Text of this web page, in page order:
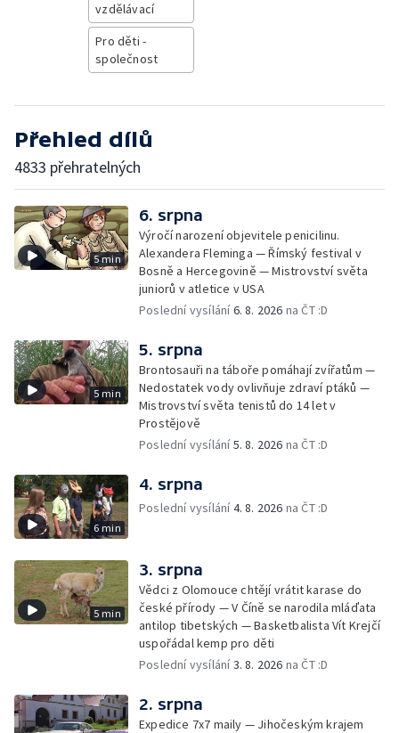
vzdělávací
Pro děti -
společnost
Přehled dílů
4833 přehratelných
5 min
6. srpna
Výročí narození objevitele penicilinu.
Alexandera Fleminga — Římský festival v
Bosně a Hercegovině — Mistrovství světa
juniorů v atletice v USA
Poslední vysílání6. 8. 2026 na ČT :D
5 min
5. srpna
Brontosauři na táboře pomáhají zvířatům —
Nedostatek vody ovlivňuje zdraví ptáků —
Mistrovství světa tenistů do 14 let v
Prostějově
Poslední vysílání5. 8. 2026 na ČT :D
6 min
4. srpna
Poslední vysílání4. 8. 2026 na ČT :D
5 min
3. srpna
Vědci z Olomouce chtějí vrátit karase do
české přírody — V Číně se narodila mláďata
antilop tibetských — Basketbalista Vít Krejčí
uspořádal kemp pro děti
Poslední vysílání3. 8. 2026 na ČT :D
2. srpna
Expedice 7x7 maily — Jihočeským krajem